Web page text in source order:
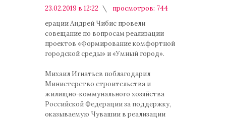
23.02.2019 в 12:22
просмотров: 744
комментариев: 0
ерации Андрей Чибис провели
совещание по вопросам реализации
проектов «Формирование комфортной
городской среды» и «Умный город».
Михаил Игнатьев поблагодарил
Министерство строительства и
жилищно-коммунального хозяйства
Российской Федерации за поддержку,
оказываемую Чувашии в реализации